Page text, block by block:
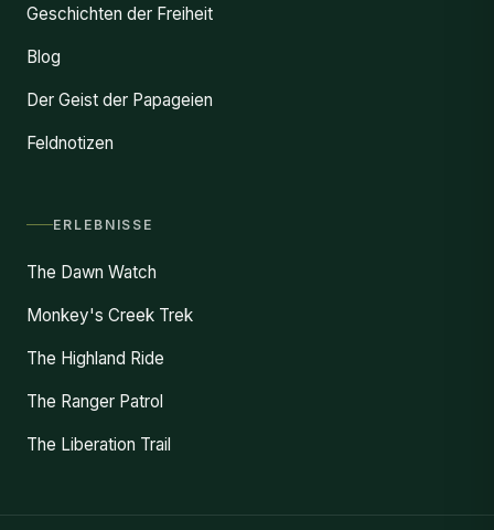
Geschichten der Freiheit
Blog
Der Geist der Papageien
Feldnotizen
ERLEBNISSE
The Dawn Watch
Monkey's Creek Trek
The Highland Ride
The Ranger Patrol
The Liberation Trail